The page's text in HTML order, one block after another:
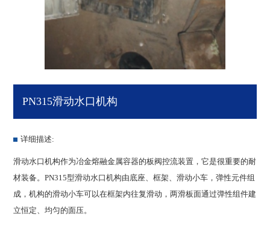
PN315滑动水口机构
详细描述:
滑动水口机构作为冶金熔融金属容器的板阀控流装置，它是很重要的耐
材装备。PN315型滑动水口机构由底座、框架、滑动小车，弹性元件组
成，机构的滑动小车可以在框架内往复滑动，两滑板面通过弹性组件建
立恒定、均匀的面压。